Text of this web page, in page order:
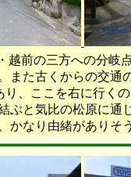
越前の三方への分岐
また古くからの交
り、ここを右に行く
ぶと気比の松原に
、かなり由緒があ